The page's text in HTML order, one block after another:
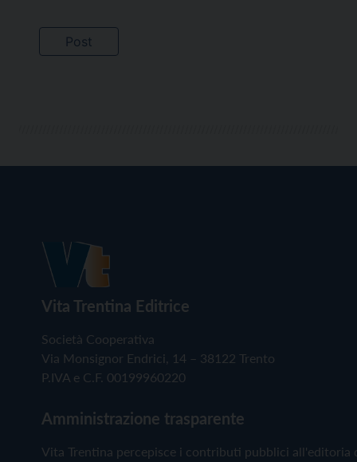
Vita Trentina Editrice
Società Cooperativa
Via Monsignor Endrici, 14 – 38122 Trento
P.IVA e C.F. 00199960220
Amministrazione trasparente
Vita Trentina percepisce i contributi pubblici all'editoria